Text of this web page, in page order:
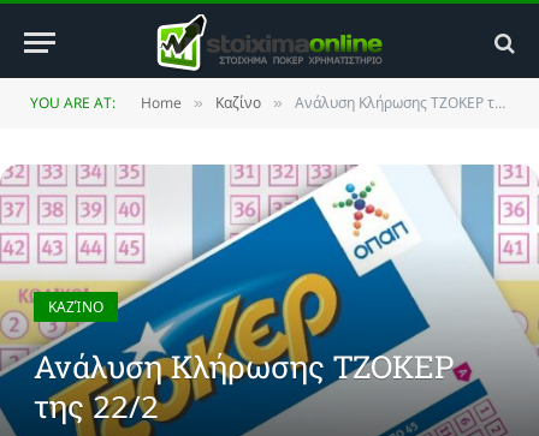
YOU ARE AT: Home » Καζίνο » Ανάλυση Κλήρωσης ΤΖΟΚΕΡ της 22/2
ΚΑΖΊΝΟ
Ανάλυση Κλήρωσης ΤΖΟΚΕΡ
της 22/2